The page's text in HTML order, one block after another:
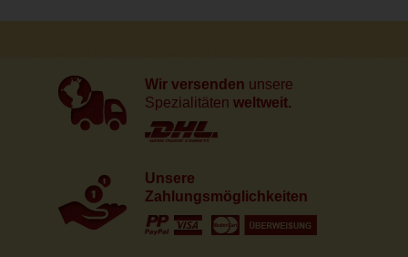
Wir versenden unsere
Spezialitäten weltweit.
Unsere
Zahlungsmöglichkeiten